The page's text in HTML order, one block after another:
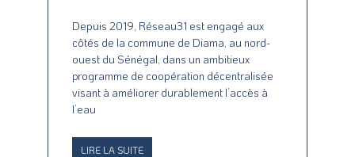
Depuis 2019, Réseau31 est engagé aux
côtés de la commune de Diama, au nord-
ouest du Sénégal, dans un ambitieux
programme de coopération décentralisée
visant à améliorer durablement l’accès à
l’eau
LIRE LA SUITE